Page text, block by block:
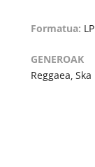
Formatua: LP
GENEROAK
Reggaea, Ska